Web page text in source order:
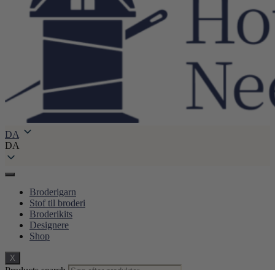
DA
DA
Broderigarn
Stof til broderi
Broderikits
Designere
Shop
X